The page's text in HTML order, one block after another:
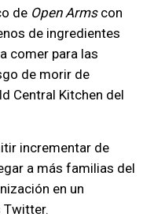
de Open Armscon
de ingredientes
comer para las
de morir de
Central Kitchen del
incrementar de
a más familias del
en un
Twitter.